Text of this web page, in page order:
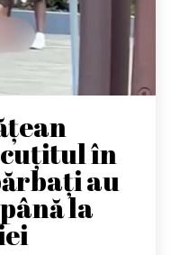
cuțitul în
au
la